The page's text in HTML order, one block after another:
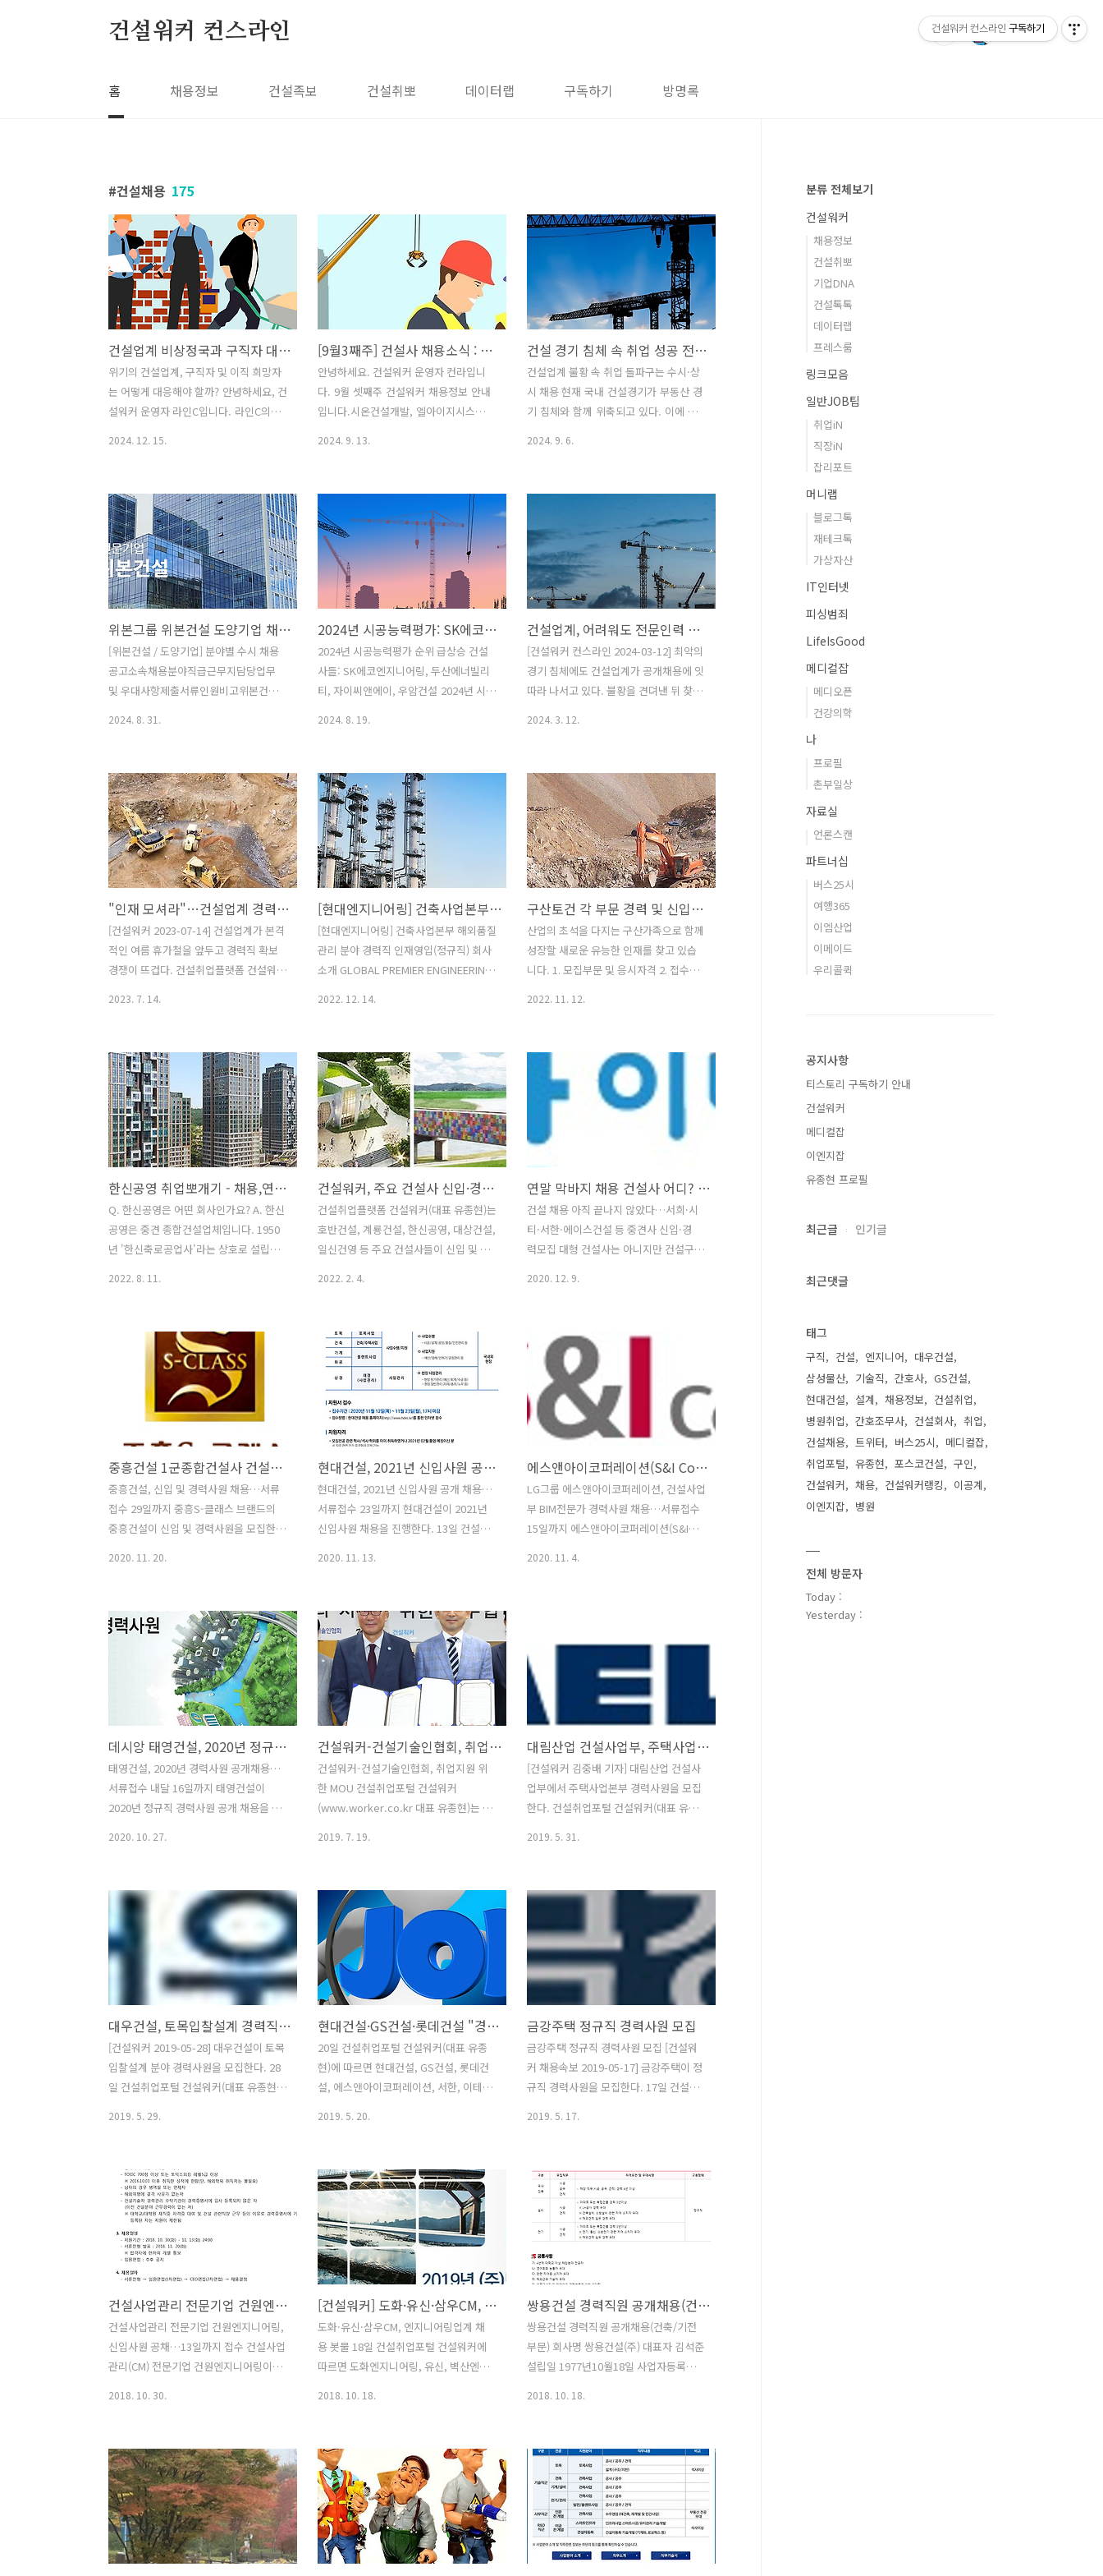
건설워커 컨스라인
홈 채용정보 건설족보 건설취뽀 데이터랩 구독하기 방명록
건설채용 175
건설업계 비상정국과 구직자 대응 전략 모음: 건설회사와 취업 준비생을 위한 실전 가이드
위기의 건설업계, 구직자 및 이직 희망자
는 어떻게 대응해야 할까? 안녕하세요, 건
설워커 운영자 라인C입니다. 라인C의
하고 기억에 쏙 들어요! 현재 건설업계는
비상 상황에 빠져 있습니다.건설 경기 침
체, 건설사들의 부도와 폐업, 해외 프로젝
트 리스크, 그리고 윤석열 대통령 탄핵을
둘러싼 정치적 혼란까지 겹쳐 취업 시장
에 큰 영향을 미치고 있습니다. 이러한 불
확실한 상황 속에서 구직자들은 어떻게
대응해야 할지, 건설회사들은 어떤 전략
을 세워야 할지 고민이 깊어지고 있습니
다.이번 포스팅에서는 건설업계의 위기
상황을 분석한 여러 글들을 링크로 모아,
2024. 12. 15.
[9월3째주] 건설사 채용소식 : 대방건설,위본건설,에이스건설,대명건설
안녕하세요. 건설워커 운영자 컨라입니
다. 9월 셋째주 건설워커 채용정보 안내
입니다.시온건설개발, 엘아이지시스
소, 시티건설, 대명건설, 쌍용건설이 인
재채용을 진행합니다.자세한 내용은 건
설워커 홈페이지에서 해당 모집공고
를 참고하시기 바랍니다. 건설구직자 여
러분, 건설업 부진은 고용시장에도 부정
적 영향을 미치고 있습니다. 하지만 어려
운 시기일수록 긍정적인 마음가짐이 중
요합니다. 건설산업에 대한 열정을 가지
고 도전하는 여러분을 건설워커가 응원
합니다. 화이팅하세요! 기업명모집내용
경력마감일문의처시온건설개발건축, 공
4204-7794엘아이지시스템현장 토목 관
2024. 9. 13.
건설 경기 침체 속 취업 성공 전략: 수시·상시 채용 집중 공략
건설업계 불황 속 취업 돌파구는 수시·상
시 채용 현재 국내 건설경기가 부동산 경
기 침체와 함께 위축되고 있다. 이에 따
색해야 하는 상황이다. 이번 기사에서
을 공략하는 전략을 소개한다. 대기업 공
채 감소, 수시·상시 채용이 주류로 과
거 대기업 공채가 주를 이루던 건설업
계 채용 시장은 이제 변화하고 있다. 현
재 그룹 공채를 유지하는 기업은 삼성
에 불과하며, 대부분의 대기업은 수
시 및 상시 채용 방식을 채택하고 있
다. 이는 기업들이 필요할 때마다 인재
를 모집하는 유연한 방식으로 전환하
리기보다 수시·상시 채용에도 집중하
2024. 9. 6.
위본그룹 위본건설 도양기업 채용 (토목·건축팀)
[위본건설 / 도양기업] 분야별 수시 채용
공고소속채용분야직급근무지담당업무
및 우대사항제출서류인원비고위본건설
사항 - 본사근무 유경험자 - 해당 직무 유
경험자 - 관련 자격증 소지자 (기사, 산업
기사)- 입사지원서 및 자기소개서 - 기술
인협회 경력증명서 - 자격증 사본(소지자
에 한함)0명신입/경력 (사원~차장)현장
(전국)1) 업무현장관리 (공사, 공무, 품
질)2) 우대사항- 항만공사 유경험자 - 관
로공사 유경험자 - 관급공사 유경험자 -
관련 자격증 소지자(기사, 산업기사)- 입
사지원서 및 자기소개서- 기술인협회 경
력증명서- 자격증 사본(소지자에 한함)0
2024. 8. 31.
2024년 시공능력평가: SK에코엔지니어링, 두산에너빌리티, 자이씨앤에이, 우암건설 "불황에 더 잘나가네"
2024년 시공능력평가 순위 급상승 건설
사들: SK에코엔지니어링, 두산에너빌리
티, 자이씨앤에이, 우암건설 2024년 시공
년 시공능력평가 결과'에 따르면, SK에코
엔지니어링, 두산에너빌리티, 자이씨앤에
이, 우암건설 등이 지난해에 비해 큰 폭으
로 도약하며 업계의 이목을 끌고 있습니
다.SK에코엔지니어링: 123계단 상승으
로 38위 달성SK에코엔지니어링은 올해
시공능력평가에서 전년 161위에서 123
계단 상승해 38위를 기록하며 주목받고
있습니다. 이는 100위권 내에서 가장 큰
상승폭으로, 배터리, 리튬이온전지분리막
(LiBS), 수소 및 친환경 발전 플랜트 등의
2024. 8. 19.
건설업계, 어려워도 전문인력 뽑는다…삼성물산·현대건설·GS건설 등 모집
[건설워커 컨스라인 2024-03-12] 최악의
경기 침체에도 건설업계가 공개채용에 잇
따라 나서고 있다. 불황을 견뎌낸 뒤 찾아
서를 접수한다. 현대건설은 4월 인·적성,
5월 면접, 7~9월 인턴십을 거쳐 9월 최종
합격자를 선정할 계획이다. 인턴십은 채
용할 신입사원과 같은 수의 인원을 선발
해 진행한다. 모집 분야는 △플랜트(기계,
화공, 전기, 설비, 토목, 건축) △뉴 에너
지(원자력·기계, 전기, 토목, 건축) △토
목 △건축·주택(건축, 설비, 영업) △경영
일반 등이다. 삼성물산 건설부문은 그룹
공채 형태로 신입사원을 모집한다. 삼성
그룹은 이날부터 18일까지 삼성 채용 홈
2024. 3. 12.
"인재 모셔라"…건설업계 경력직 채용 경쟁 '후끈'
[건설워커 2023-07-14] 건설업계가 본격
적인 여름 휴가철을 앞두고 경력직 확보
경쟁이 뜨겁다. 건설취업플랫폼 건설워커
대건설이 정규직 경력사원을 모집한다.
모집분야는 하이테크 설계(설비부문, 전
기부문)이며 16일까지 회사 홈페이지 인
재채용에서 온라인 입사지원하면 된다.
지원자격은 ▲배터리공장, 반도체공장,
자동차공장, 데이터센터 등 하이테크 분
야 산업시설 건축물 설계 프로젝트 수행
경력 보유자 ▲설계사 또는 시공사 합산
경력 3년 이상 15년 이하 ▲영어회화 우
수자 우대 ▲현대차/SK/LG 등 국내 대기
업 발주 산업시설 설계업무 경험자 우대
2023. 7. 14.
[현대엔지니어링] 건축사업본부 해외품질관리 분야 경력직 인재영입(정규직)
[현대엔지니어링] 건축사업본부 해외품질
관리 분야 경력직 인재영입(정규직) 회사
소개 GLOBAL PREMIER ENGINEERING
경력직 인재영입(정규직) 모집부문 : 해외
품질관리 학력 : 대학졸업(2,3년) 경력 : 경
력 : 3년 이상 인원 : 0명 근무환경 복리후
생 : 4대보험,주5일근무 급여조건 : 협의/
면접후결정 근무지 : 해외 전형절차 지원
서접수 - 서류전형 - 필기전형 - 면접전형
- 신체검사 - 최종합격 마감일 2022년 12
월 31일 까지 지원방법 홈페이지 접수 : 건
설워커에서 확인 문의처 담당자 : 인력운
영팀 윤성현 매니저 문의메일 : 건설워커
채용공고에서 확인하세요!! 전..
2022. 12. 14.
구산토건 각 부문 경력 및 신입사원 모집(토목/건축/관리)
산업의 초석을 다지는 구산가족으로 함께
성장할 새로운 유능한 인재를 찾고 있습
니다. 1. 모집부문 및 응시자격 2. 접수방
소개서 포함) 나) 당사 양식 입사지원서는
다운받아 사용 요망 ( www.gusan.co.kr
채용정보란) 다) 각종 증빙 서류는 최종합
격자에 한하여 제출 요청할 예정임 라) 입
제출한 증빙서류가 불일치시는 합격이 취
소됩니다. 4. 제출기한 2022년 11월 27일
까지 5. 기 타 가) 입사지원서 접수 여부는
E-mail 로 통보 나) 각 채용과정 단계별 합
격 및 불합격 여부는 E-mail 로 통보 다..
2022. 11. 12.
한신공영 취업뽀개기 - 채용,연봉,면접,복리후생정보
Q. 한신공영은 어떤 회사인가요? ​A. 한신
공영은 중견 종합건설업체입니다. 1950
년 '한신축로공업사'라는 상호로 설립되
위하고 있습니다. 아파트 브랜드로 '한신
더휴'를 보유하고 있습니다. 국토교통부
가 발표한 2022년 시공능력평가 결과, 토
목건축공사업에서 1조6830억원의 평가
액을 기록해 업계 순위 25위를 기록했습
니다. ​Q. 한신공영 전형절차는 어떻게 진
행되나요? ​A. 한신공영 공개채용 전형절
차는 1단계 서류전형, 2단계 인성검사, 3
단계 면접전형(실무면접, 임원면접), 4단
계 건강진단 순입니다. 프로젝트직
(PROJECT), 일반계약직, 경력 상시채용
2022. 8. 11.
건설워커, 주요 건설사 신입·경력사원 공개채용 실시
건설취업플랫폼 건설워커(대표 유종현)는
호반건설, 계룡건설, 한신공영, 대상건설,
일신건영 등 주요 건설사들이 신입 및 경
축 △리모델링 △복합개발 △주택개발
△회계 △오픈 이노베이션 △마케팅 △
인사 △재경 △주택관리 △품질관리 △
건축 △토목 △전기 △설비 △안전 △보
건 △품질 △AS 등이며 13일까지 회사 채
용 홈페이지에서 입사지원하면 된다. 계
룡건설이 상반기 경력 및 신입사원 공개
채용을 진행한다. 모집부문은 △건축 △
토목 △설비 △전기 △안전 △재무·회계
△해외사업 △홍보 △설계·인테리어 △
분양 △개발 등이며 14일까지 회사 채용
영이 상반기 신입 및 ..
2022. 2. 4.
연말 막바지 채용 건설사 어디? 서희건설·시티건설·서한·에이스건설
건설 채용 아직 끝나지 않았다…서희·시
티·서한·에이스건설 등 중견사 신입·경
력모집 대형 건설사는 아니지만 건설구직
설, 서한, 에이스건설 등이 신입 및 경력사
원 채용을 진행 중이다. ◆ 서희스타힐스
브랜드의 서희건설이 신입 및 경력사원을
모집한다. 모집부문은 현장소장, 건축시
공, 건축공무, 안전관리, 품질관리, 검사
시공, 토목공무, QC, 개발영업, 건축구조
관리, 건축견적, 골프장공무, 회계, 인사,
환경관리, 기능직 등이며 13일까지 회사
채용 홈페이지에서 입사지원하면 된다.
2020. 12. 9.
중흥건설 1군종합건설사 건설워커 신입/경력 채용소식
중흥건설, 신입 및 경력사원 채용…서류
접수 29일까지 중흥S-클래스 브랜드의
중흥건설이 신입 및 경력사원을 모집한
개발사업(도시개발, 산업단지, 민간공원
등)이다. 자격요건은 ▲관련학과 졸업자
▲관련분야 기술자격증 소지자 우대 등이
다. 전형절차는 서류접수, 서류전형발표,
면접전형, 최종합격 순으로 진행된다. 입
사지원서는 건설워커에서 내려받아 작성
한 뒤 29일까지 이메일로 제출하면 된다.
채용 일정은 기업 사정에 따라 변경될 수
있으며, 자세한 내용은 건설워커 홈페이
지에서 해당 모집공고를 참고하면 된다.
1989년 설립된 중흥건설은 주택사업에
2020. 11. 20.
현대건설, 2021년 신입사원 공개 채용…서류접수 23일까지
현대건설, 2021년 신입사원 공개 채용…
서류접수 23일까지 현대건설이 2021년
신입사원 채용을 진행한다. 13일 건설취
업), 화공(플랜트사업), 상경(재경, 사업관
리) 등이다. *괄호 안은 모집분야. 지원자
격은 ▲모집전공 관련 학사·석사 학위를
이미 취득하였거나 2021년 2월 졸업 예정
인 자 ▲학점 4.5 만점 기준 3.0 이상 ▲토
익 800점 이상 또는 토익스피킹 140점 이
상 또는 오픽 IM3 이상(단, 2018년 11월
23일 이후 취득한 공인어학성적만 유효)
▲지원 직무 관련 및 안전기사 자격증 소
지자, 건설관리 소프트웨어(BIM, CAD, 프
리마베라 등) 사용자 우대 ▲해..
2020. 11. 13.
에스앤아이코퍼레이션(S&I Corp.), 건설사업부 BIM전문가 채용
LG그룹 에스앤아이코퍼레이션, 건설사업
부 BIM전문가 경력사원 채용…서류접수
15일까지 에스앤아이코퍼레이션(S&I
자격은 ▲4년제 대졸 이상 ▲건축/설비/
전기 관련 학과 ▲BIM관련 실무 경력 3년
이상 ▲클린룸·전지 공장/IDC 프로젝트
수행 경험자 및 해외 현장 근무 경험자 우
대 등이다. 입사희망자는 15일까지 LG그
룹 채용포털 사이트인 LG커리어스에서
온라인 입사지원하면 된다. 전형절차는
서류전형, 인적성검사, 1차면접, 건강검
진, 2차면접 순으로 진행된다. 채용 일정
2020. 11. 4.
데시앙 태영건설, 2020년 정규직 경력사원 채용
태영건설, 2020년 경력사원 공개채용…
서류접수 내달 16일까지 태영건설이
2020년 정규직 경력사원 공개 채용을 진
경플랜트(영업 및 기술지원), 토목견적,
디자인(조경설계), 개발사업, 경영 등이
다. 지원자격은 ▲국내외 4년제 정규대학
(원) 관련학과 졸업자 ▲부문별 경력 충족
자 ▲관련 자격증 소지자 우대 ▲해외여
행에 결격사유가 없는 자 ▲국가보훈대상
자 및 전역장교 우대 등이다. 서류접수는
오늘(27일)부터 11월 16일까지 회사 홈페
이지에서 온라인 입사지원하면 된다. 전
형절차는 서류전형, 실무면접, 임원면접,
최종합격 순으로 진행될 예정이다. 채용
2020. 10. 27.
건설워커-건설기술인협회, 취업지원 위한 MOU
건설워커-건설기술인협회, 취업지원 위
한 MOU 건설취업포털 건설워커
(www.worker.co.kr 대표 유종현)는 지
19일 밝혔다. 양 기관은 건설기술인의 취
업 활성화를 위해 긴밀히 협력하고 취업
지원의 원활한 추진을 위한 구체적이고
실효성 있는 협력방안을 업무협약서에 담
았다. 앞으로 양측은 건축, 토목, 플랜트
설비, 조경, 인테리어, 기계, 전기, 설계·
엔지니어링, 감리·CM·PM, 철강, 건설자
재, 부동산개발 등 건설산업분야의 일자
리 정보와 다양한 취업콘텐츠를 공유할
계획이다. 또 협회에 취업을 신청한 회원
이 건설워커에 구직 등록을 할 경우 ‘프리
2019. 7. 19.
대림산업 건설사업부, 주택사업본부 경력사원 채용
[건설워커 김중배 기자] 대림산업 건설사
업부에서 주택사업본부 경력사원을 모집
한다. 건설취업포털 건설워커(대표 유종
야의 경우 ▲학사 이상 / 전공 무관 ▲마
케팅 실무 경력 15년 이상 ▲마케팅 기획
업무 수행 경력 필수 ▲[우대조건] 마케팅
관련학과, 건설 분양 / 브랜드마케팅 업무
경력자 등이며, 비주거 분양 분야는 ▲학
사 이상 / 전공 무관 ▲비주거 실무 경력
10년 이상 ▲건축도면 검토 가능(CAD
등) ▲MS활용가능(Excel, PPT, Word
등) ▲[우대조건] 마케팅 관련학과, 관련
분야 자격증 소지자 등이다. 전형절차는
서류전형, 인성검사, 1차/2차 면접전형
2019. 5. 31.
대우건설, 토목입찰설계 경력직 구인정보
[건설워커 2019-05-28] 대우건설이 토목
입찰설계 분야 경력사원을 모집한다. 28
일 건설취업포털 건설워커(대표 유종현)
이상 혹은 5회 이상 유경험자다. 기타 어
학점수(영어 TOEIC Speaking or OPIc)
를 제출해야 하며 관련분야 기술사 자격
소지자 및 석·박사 학위 소지자는 우대한
다. 전형절차는 서류전형, 인적성검사, 실
무면접, 건강검진 순으로 6월2일까지 회
사 채용 홈페이지에서 온라인 입사지원하
면 된다.
2019. 5. 29.
현대건설·GS건설·롯데건설 "경력사원 모십니다!"
20일 건설취업포털 건설워커(대표 유종
현)에 따르면 현대건설, GS건설, 롯데건
설, 에스앤아이코퍼레이션, 서한, 이테크
까지 회사 홈페이지에서 입사지원하면 된
다. 지원자격은 △공동주택 수주 및 계획
설계 경력 7년 이상 △Feasibility
Study, 기획설계 경력 보유 △주상복합,
복합개발사업 업무 경력 보유 △건설사
설계관리 유경력자 우대 등이다. GS건설
/ 경력사원 모집 모집분야는 건축시공, 전
기시공 등이며 다음달(6월) 2일까지 회사
채용 홈페이지에서 온라인 입사지원하면
된다. 자격요건은 △직무 경력 충족자 △
공동주택 유경험자 우대 △관련분야 자격
2019. 5. 20.
금강주택 정규직 경력사원 모집
금강주택 정규직 경력사원 모집 [건설워
커 채용속보 2019-05-17] 금강주택이 정
규직 경력사원을 모집한다. 17일 건설취
토목 관련자격증 보유자이며, 모집부문별
업무경력(4~6년) 충족자, 시공능력평가
액 상위 건설사 유경험자 우대 등이다. 채
용은 서류전형, 면접전형(1, 2차), 합격자
발표, 신체검사 순이다. 건설워커에서 입
사지원서를 내려 받아 작성한 후 20일까
지 이메일로 제출하면 된다. 자료제공 건
설취업포털 건설워커
2019. 5. 17.
건설사업관리 전문기업 건원엔지니어링, 신입사원 공채
건설사업관리 전문기업 건원엔지니어링,
신입사원 공채…13일까지 접수 건설사업
관리(CM) 전문기업 건원엔지니어링이
도 정기 신입사원 모집을 시작한다고 밝
혔다. 모집직무는 건설사업관리자(CMr)
이며, 관련전공은 건축이다. 건원엔지니
어링 홈페이지 해당 채용공고에서 온라인
입사지원하면 된다. 지원자격은 ▲정규 4
년제 대학 졸업자(2019년 2월 졸업예정
자 포함) ▲건축기사 이상 자격증 소지자
2018. 10. 30.
[건설워커] 도화·유신·삼우CM, 엔지니어링업계 채용 봇물
도화·유신·삼우CM, 엔지니어링업계 채
용 봇물 18일 건설취업포털 건설워커에
따르면 도화엔지니어링, 유신, 벽산엔지
계, 전기, 수자원, 도로, 환경, 구조, 지반,
해외, 행정ㆍ인사, 회계ㆍ세무, 전산 등이
며 이달 24일까지 회사 채용 홈페이지에
서 입사지원하면 된다. 유신은 대졸 신입
사원 뽑는다. 모집분야는 토목, 도시계획,
환경, 조경, 기계, 전기, 경영지원 등이며
31일까지 회사 홈페이지에서 입사지원하
2018. 10. 18.
쌍용건설 경력직원 공개채용(건축/기전 부문)
쌍용건설 경력직원 공개채용(건축/기전
부문) 회사명 쌍용건설(주) 대표자 김석준
설립일 1977년10월18일 사업자등록번호
플랜트 홈페이지
http://www.ssyenc.com [건설워커
2018-10-18] 쌍용건설이 경력직원 공개
채용을 진행한다. 모집분야는 국내건축
(시공, 공무, 견적), 설비(시공, 견적), 전
기(시공, 견적) 등이며 28일까지 회사 홈
페이지에서 입사지원하면 된다. 공통사항
2018. 10. 18.
분류 전체보기
건설워커
채용정보
건설취뽀
기업DNA
건설톡톡
데이터랩
프레스룸
링크모음
일반JOB팁
취업iN
직장iN
잡리포트
머니랩
블로그톡
재테크톡
가상자산
IT인터넷
피싱범죄
LifeIsGood
메디컬잡
메디오픈
건강의학
나
프로필
촌부일상
자료실
언론스캔
파트너십
버스25시
여행365
이엠산업
이메이드
우리콜퀵
공지사항
티스토리 구독하기 안내
건설워커
메디컬잡
이엔지잡
유종현 프로필
최근글 인기글
최근댓글
태그
구직 건설 엔지니어
대우건설
삼성물산
기술직 간호사
GS건설
현대건설
설계 채용정보
건설취업
병원취업
간호조무사 건설회사
취업
건설채용
트위터 버스25시
메디컬잡
취업포털
유종현 포스코건설
구인
건설워커
채용 건설워커랭킹
이공계
이엔지잡
병원
전체 방문자
Today :
Yesterday :
건설워커 컨스라인 구독하기